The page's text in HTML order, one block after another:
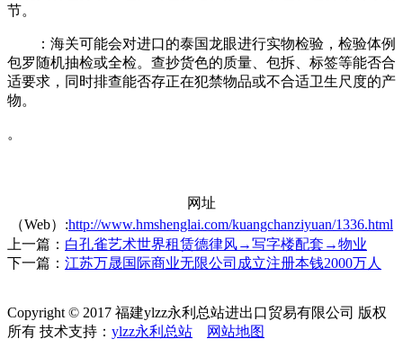
节。
：海关可能会对进口的泰国龙眼进行实物检验，检验体例
包罗随机抽检或全检。查抄货色的质量、包拆、标签等能否合
适要求，同时排查能否存正在犯禁物品或不合适卫生尺度的产
物。
。
网址
（Web）:http://www.hmshenglai.com/kuangchanziyuan/1336.html
上一篇： 白孔雀艺术世界租赁德律风→写字楼配套→物业
下一篇： 江苏万晟国际商业无限公司成立注册本钱2000万人
Copyright © 2017 福建ylzz永利总站进出口贸易有限公司 版权
所有 技术支持： ylzz永利总站 网站地图